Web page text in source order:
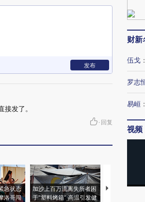
发布
发了。
· 回复
急状态
洛哥闯
加沙上百万流离失所者困
于“塑料烤箱” 高温引发健
视线｜
财新
伍戈 ：
罗志
易峘 ：
视频